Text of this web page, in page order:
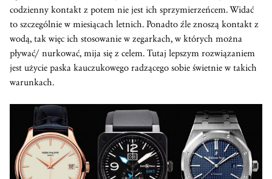
codzienny kontakt z potem nie jest ich sprzymierzeńcem. Widać
to szczególnie w miesiącach letnich. Ponadto źle znoszą kontakt z
wodą, tak więc ich stosowanie w zegarkach, w których można
pływać/ nurkować, mija się z celem. Tutaj lepszym rozwiązaniem
jest użycie paska kauczukowego radzącego sobie świetnie w takich
warunkach.